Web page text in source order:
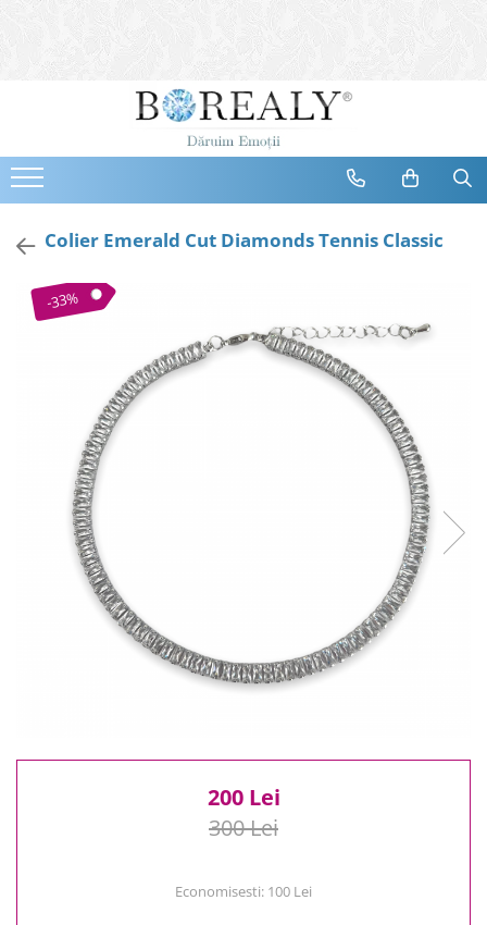
Bijuterii
Cercei
Bratari
Coliere
Brose
Tiare
Bijuterii Femei
Bijuterii Copii
Bijuterii Mirese
Reduceri
Cele mai noi
Cele mai vandute
Cele mai votate
300 Lei - 500 Lei
Colier Emerald Cut Diamonds Tennis Classic
-33%
200 Lei
300 Lei
Economisesti: 100 Lei